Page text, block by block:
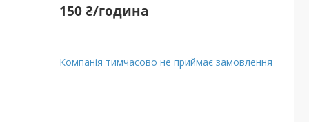
150 ₴/година
Компанія тимчасово не приймає замовлення